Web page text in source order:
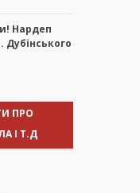
Нардеп
Дубінського
ПРО
І Т.Д